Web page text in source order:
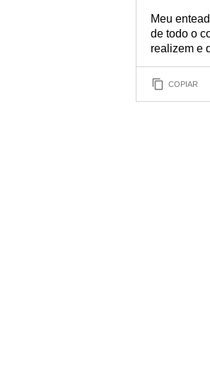
Meu
de todo o
realizem e
COPIAR